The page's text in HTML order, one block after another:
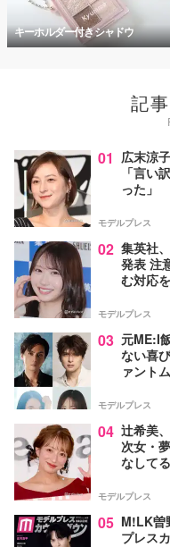
キーホルダー付きシャドウ
記
01 広末涼
「言い
った」
モデルプレス
02 集英社
発表 注
む対応
モデルプレス
03 元ME:I
ない喜
ァント
モデルプレス
04 辻希美
次女・
なして
モデルプレス
05 M!LK曽
プレス